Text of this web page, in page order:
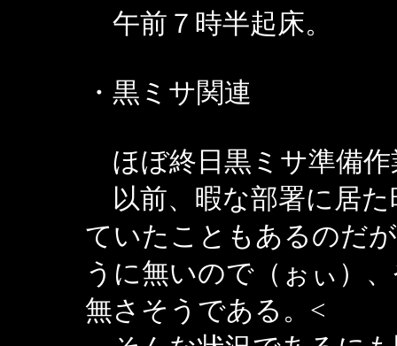
午前７時半起床。
・黒ミサ関連
ほぼ終日黒ミサ準備作
以前、暇な部署に居た
ていたこともあるのだ
うに無いので（ぉぃ）
無さそうである。<